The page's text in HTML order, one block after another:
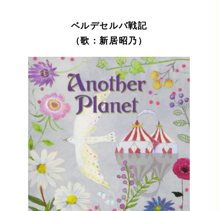
ベルデセルバ戦記
（歌：新居昭乃）